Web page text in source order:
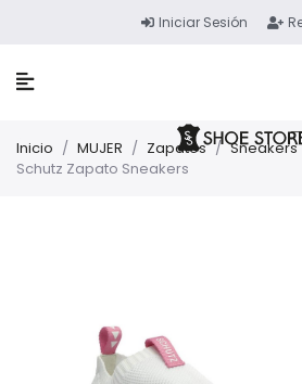
Iniciar Sesión
Inicio / MUJER / Zapatos / Sneakers
Schutz Zapato Sneakers